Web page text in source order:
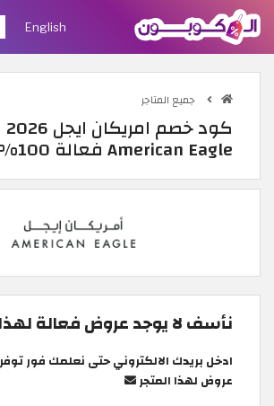
English
جميع المتاجر
American Eagle فعالة 100%
نأسف لا يوجد عروض فعالة لهذا
ادخل بريدك الالكتروني حتى نعلمك فور
عروض لهذا المتجر